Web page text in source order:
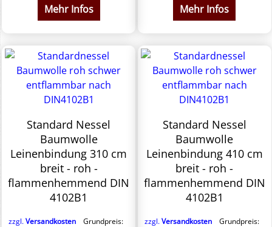
Mehr Infos Mehr Infos
Standard Nessel
Baumwolle
Leinenbindung 310 cm
breit - roh -
flammenhemmend DIN
4102B1
zzgl.Versandkosten Grundpreis:
Standard Nessel
Baumwolle
Leinenbindung 410 cm
breit - roh -
flammenhemmend DIN
4102B1
zzgl.Versandkosten Grundpreis: